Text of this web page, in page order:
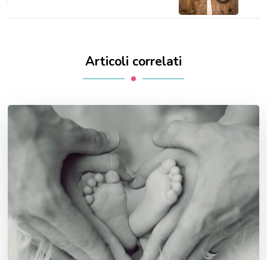
Articoli correlati